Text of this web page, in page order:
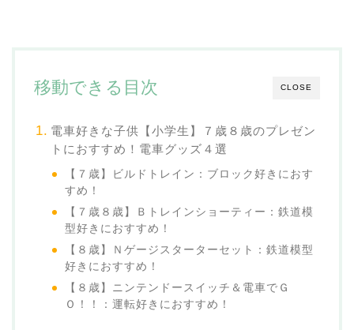
CLOSE
移動できる目次
電車好きな子供【小学生】７歳８歳のプレゼン
トにおすすめ！電車グッズ４選
【７歳】ビルドトレイン：ブロック好きにおす
すめ！
【７歳８歳】Ｂトレインショーティー：鉄道模
型好きにおすすめ！
【８歳】Ｎゲージスターターセット：鉄道模型
好きにおすすめ！
【８歳】ニンテンドースイッチ＆電車でＧ
Ｏ！！：運転好きにおすすめ！